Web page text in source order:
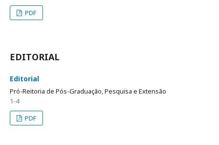
PDF
EDITORIAL
Editorial
Pró-Reitoria de Pós-Graduação, Pesquisa e Extensão
1-4
PDF